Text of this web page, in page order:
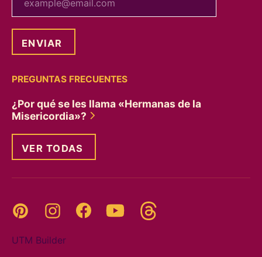
PREGUNTAS FRECUENTES
¿Por qué se les llama «Hermanas de la
Misericordia»?
VER TODAS
Pinterest InstagramFacebookYouTube
UTM Builder